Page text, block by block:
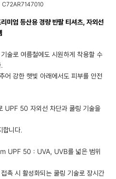
C72AR7147010
미엄 등산용 경량 반팔 티셔츠, 자외선
술로 여름철에도 시원하게 착용할 수
어 강한 햇빛 아래에서도 피부를 안전
UPF 50 자외선 차단과 쿨링 기술을
합니다.
50 : UVA, UVB를 넓은 범위
시 활성화되는 쿨링 기술로 장시간